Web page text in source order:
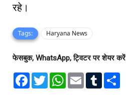
रहे।
Tags: Haryana News
फेसबुक, WhatsApp, ट्विटर पर शेयर करें
F
T
w
W
E
T